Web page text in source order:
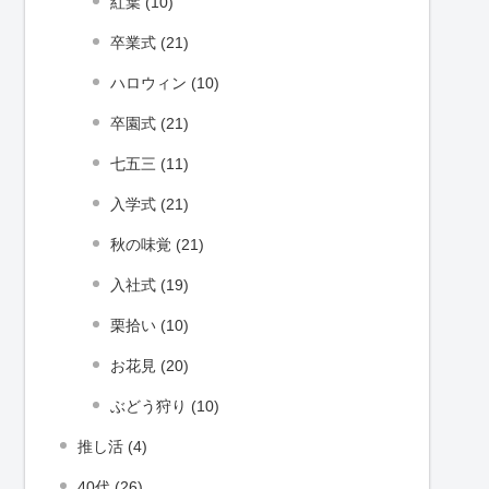
卒業式 (21)
ハロウィン (10)
卒園式 (21)
七五三 (11)
入学式 (21)
秋の味覚 (21)
入社式 (19)
栗拾い (10)
お花見 (20)
ぶどう狩り (10)
推し活 (4)